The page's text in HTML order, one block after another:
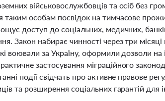
військовослужбовців та осіб без
таким особам посвідок на тимчасове
доступ до соціальних, медичних,
Закон набирає чинності через три місяці
воювали за Україну, оформили дозволи
застосування міграційного
події свідчать про активне правове
та розширення соціальних гарантій для